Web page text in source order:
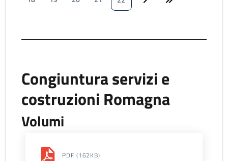
Congiuntura servizi e
costruzioni Romagna
Volumi
PDF (162KB)